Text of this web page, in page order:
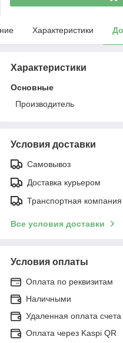
Характеристики
Характеристики
Основные
Производитель
Условия доставки
Самовывоз
Доставка курьером
Транспортная компания
Все условия доставки
Условия оплаты
Оплата по реквизитам
Наличными
Удаленная оплата
Оплата через Kaspi QR